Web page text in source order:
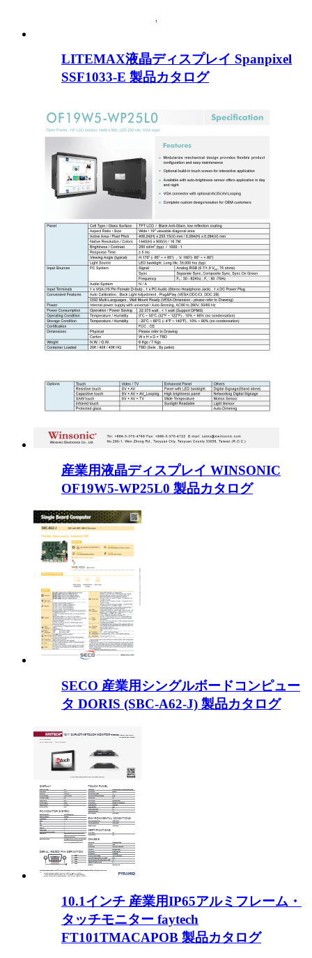
LITEMAX液晶ディスプレイ Spanpixel
SSF1033-E 製品カタログ
産業用液晶ディスプレイ WINSONIC
OF19W5-WP25L0 製品カタログ
SECO 産業用シングルボードコンピュー
タ DORIS (SBC-A62-J) 製品カタログ
10.1インチ 産業用IP65アルミフレーム・
タッチモニター faytech
FT101TMACAPOB 製品カタログ